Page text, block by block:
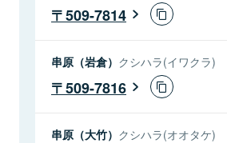
509-7814
串原（岩倉） クシハラ(イワクラ)
509-7816
串原（大竹） クシハラ(オオタケ)